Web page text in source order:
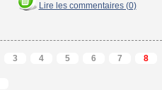
Lire les commentaires (0)
3 4 5 6 7 8